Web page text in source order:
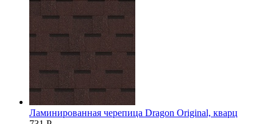
Ламинированная черепица Dragon Original, кварц